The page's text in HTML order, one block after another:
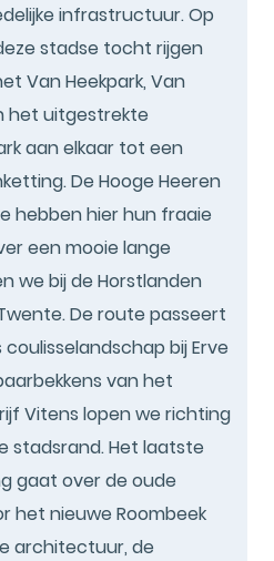
infrastructuur. Op
stadse tocht rijgen
Van Heekpark, Van
het uitgestrekte
aan elkaar tot een
De Hooge Heeren
hebben hier hun fraaie
een mooie lange
we bij de Horstlanden
De route passeert
bij Erve
van het
Vitens lopen we richting
stadsrand. Het laatste
gaat over de oude
het nieuwe Roombeek
architectuur, de